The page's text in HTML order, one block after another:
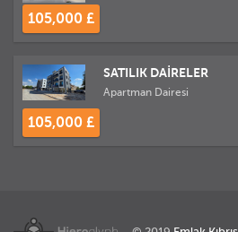
105,000 £
SATILIK DAİRELER
Apartman Dairesi
105,000 £